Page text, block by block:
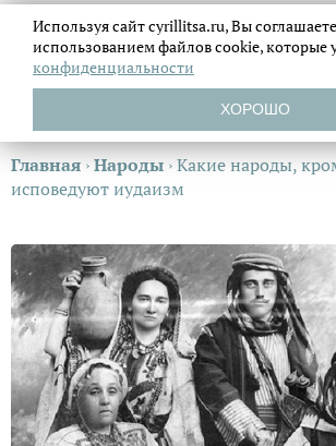
Главная ›Народы ›Какие народы,
исповедуют иудаизм
Используя сайт cyrillitsa.ru, Вы
использованием файловcookie, которые
конфиденциальности
ХОРОШО